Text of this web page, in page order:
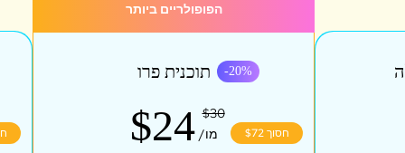
הפופולריים ביותר
תוכנית פרו -20%
$24 $30
/מו
חסוך $72